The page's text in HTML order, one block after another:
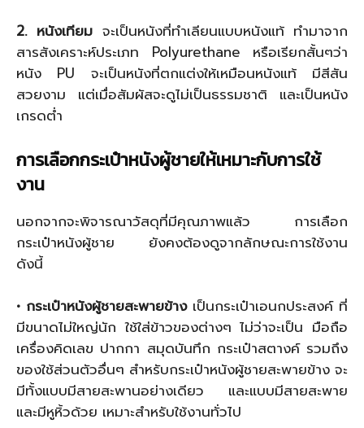
2. หนังเทียม จะเป็นหนังที่ทำเลียนแบบหนังแท้ ทำมาจาก
สารสังเคราะห์ประเภท Polyurethane หรือเรียกสั้นๆว่า
หนัง PU จะเป็นหนังที่ตกแต่งให้เหมือนหนังแท้ มีสีสัน
สวยงาม แต่เมื่อสัมผัสจะดูไม่เป็นธรรมชาติ และเป็นหนัง
เกรดต่ำ
การเลือกกระเป๋าหนังผู้ชายให้เหมาะกับการใช้
งาน
นอกจากจะพิจารณาวัสดุที่มีคุณภาพแล้ว การเลือก
กระเป๋าหนังผู้ชาย ยังคงต้องดูจากลักษณะการใช้งาน
ดังนี้
• กระเป๋าหนังผู้ชายสะพายข้างเป็นกระเป๋าเอนกประสงค์ ที่
มีขนาดไม่ใหญ่นัก ใช้ใส่ข้าวของต่างๆ ไม่ว่าจะเป็น มือถือ
เครื่องคิดเลข ปากกา สมุดบันทึก กระเป๋าสตางค์ รวมถึง
ของใช้ส่วนตัวอื่นๆ สำหรับกระเป๋าหนังผู้ชายสะพายข้าง จะ
มีทั้งแบบมีสายสะพานอย่างเดียว และแบบมีสายสะพาย
และมีหูหิ้วด้วย เหมาะสำหรับใช้งานทั่วไป